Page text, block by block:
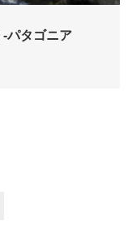
パタゴニア